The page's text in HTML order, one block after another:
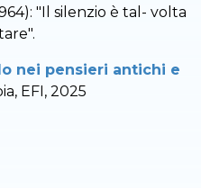
"Il silenzio è tal- volta
nei pensieri antichi e
EFI, 2025